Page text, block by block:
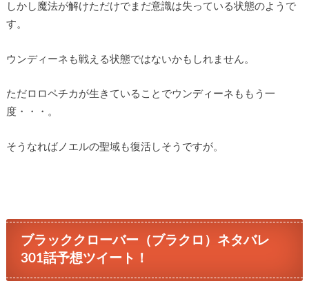
しかし魔法が解けただけでまだ意識は失っている状態のようで
す。
ウンディーネも戦える状態ではないかもしれません。
ただロロペチカが生きていることでウンディーネももう一
度・・・。
そうなればノエルの聖域も復活しそうですが。
ブラッククローバー（ブラクロ）ネタバレ
301話予想ツイート！